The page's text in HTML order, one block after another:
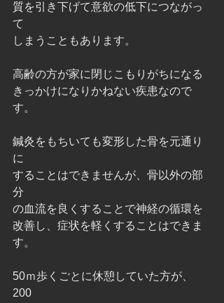
質を引き下げて意欲の低下につながっ
て
しまうこともあります。
高齢の方が家に閉じこもりがちになる
きっかけになりかねない疾患なので
す。
鍼灸をもちいても変形した骨を元通り
に
することはできませんが、骨以外の部
分
の血流を良くすることで神経の循環を
改善し、症状を軽くすることはできま
す。
50ｍ歩くごとに休憩していた方が、
200